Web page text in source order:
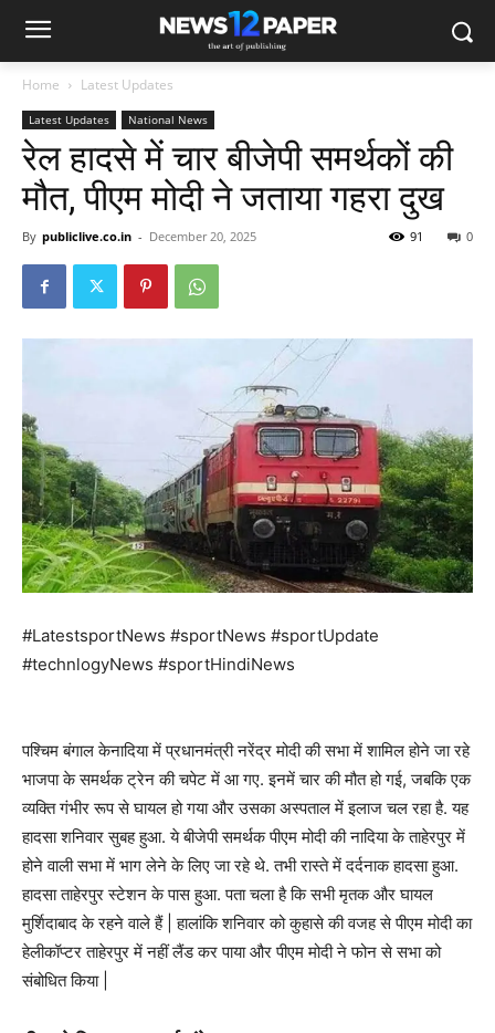
Home Latest Updates
Latest Updates National News
रेल हादसे में चार बीजेपी समर्थकों की
मौत, पीएम मोदी ने जताया गहरा दुख
By publiclive.co.in - December 20, 2025 0
91
#LatestsportNews #sportNews #sportUpdate
#technlogyNews #sportHindiNews
पश्चिम बंगाल केनादिया में प्रधानमंत्री नरेंद्र मोदी की सभा में शामिल होने जा रहे
भाजपा के समर्थक ट्रेन की चपेट में आ गए. इनमें चार की मौत हो गई, जबकि एक
व्यक्ति गंभीर रूप से घायल हो गया और उसका अस्पताल में इलाज चल रहा है. यह
हादसा शनिवार सुबह हुआ. ये बीजेपी समर्थक पीएम मोदी की नादिया के ताहेरपुर में
होने वाली सभा में भाग लेने के लिए जा रहे थे. तभी रास्ते में दर्दनाक हादसा हुआ.
हादसा ताहेरपुर स्टेशन के पास हुआ. पता चला है कि सभी मृतक और घायल
मुर्शिदाबाद के रहने वाले हैं | हालांकि शनिवार को कुहासे की वजह से पीएम मोदी का
हेलीकॉप्टर ताहेरपुर में नहीं लैंड कर पाया और पीएम मोदी ने फोन से सभा को
संबोधित किया |